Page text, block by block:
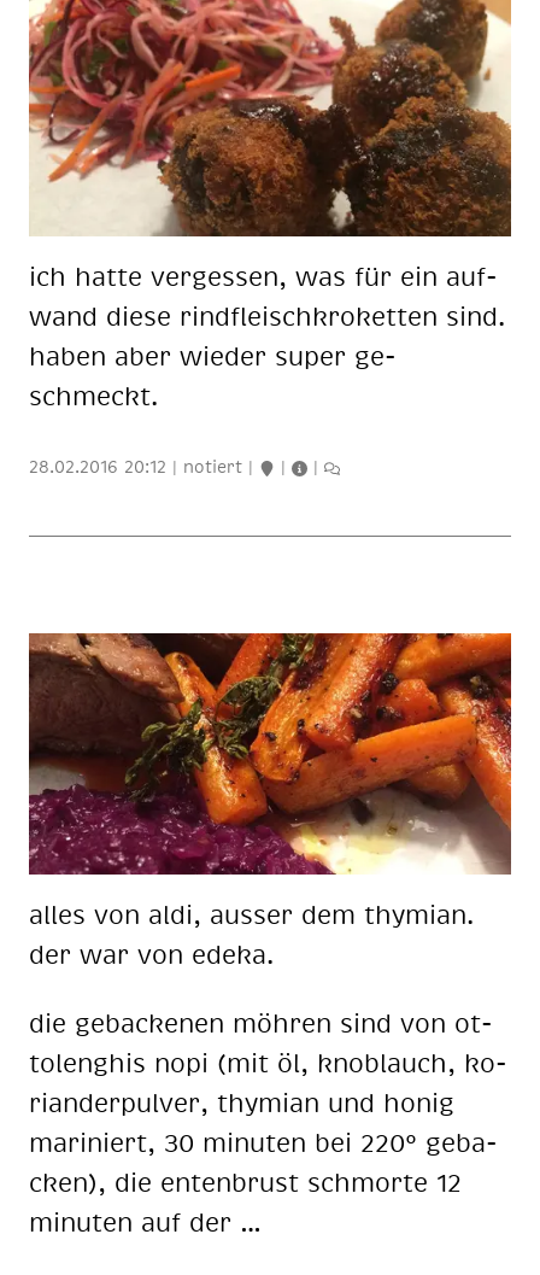
ich hat­te ver­ges­sen, was für ein auf­
wand die­se rind­fleisch­kro­ket­ten sind.
ha­ben aber wie­der su­per ge­
schmeckt.
28.02.2016 20:12 | notiert | | |
al­les von aldi, aus­ser dem thy­mi­an.
der war von ede­ka.
die ge­ba­cke­nen möh­ren sind von ot­
to­lenghis nopi (mit öl, knob­lauch, ko­
ri­an­der­pul­ver, thy­mi­an und ho­nig
ma­ri­niert, 30 mi­nu­ten bei 220° ge­ba­
cken), die en­ten­brust schmor­te 12
mi­nu­ten auf der …